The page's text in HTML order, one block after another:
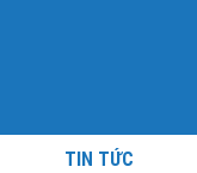
TIN TỨC